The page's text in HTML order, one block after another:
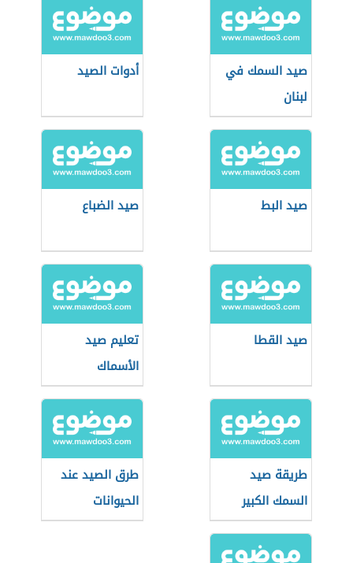
صيد السمك في
لبنان
أدوات الصيد
صيد البط صيد الضباع
صيد القطا
تعليم صيد
الأسماك
طريقة صيد
السمك الكبير
طرق الصيد عند
الحيوانات